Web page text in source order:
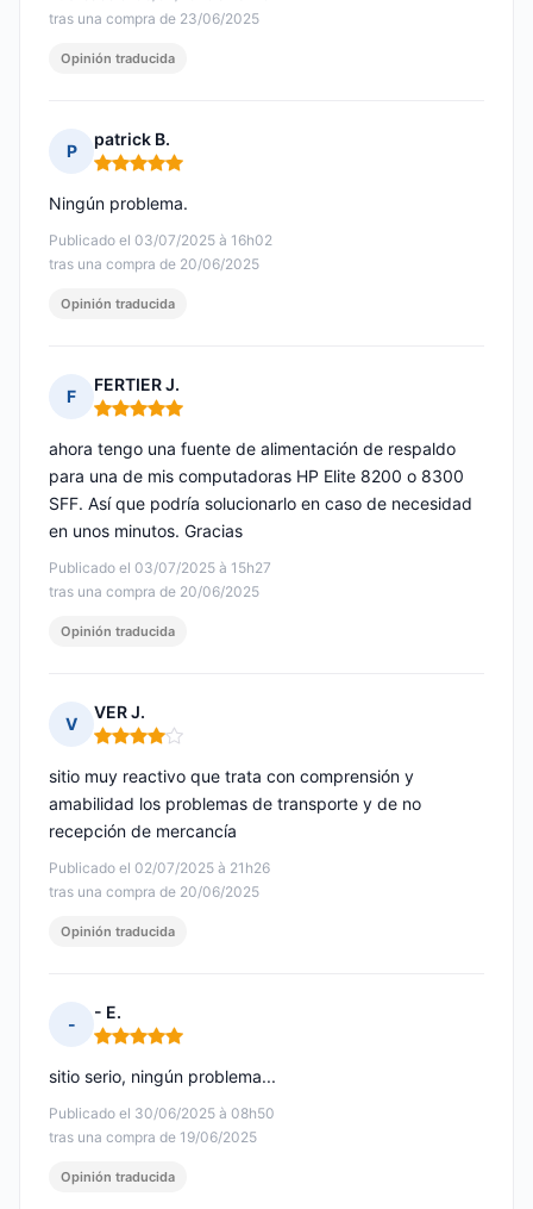
tras una compra de 23/06/2025
Opinión traducida
P
patrick B.
Nota: 5 de 5
Publicado el 03/07/2025 à 16h02
tras una compra de 20/06/2025
Ningún problema.
Opinión traducida
F
FERTIER J.
Nota: 5 de 5
Publicado el 03/07/2025 à 15h27
tras una compra de 20/06/2025
ahora tengo una fuente de alimentación de respaldo
para una de mis computadoras HP Elite 8200 o 8300
SFF. Así que podría solucionarlo en caso de necesidad
en unos minutos. Gracias
Opinión traducida
V
VER J.
Nota: 4 de 5
Publicado el 02/07/2025 à 21h26
tras una compra de 20/06/2025
sitio muy reactivo que trata con comprensión y
amabilidad los problemas de transporte y de no
recepción de mercancía
Opinión traducida
-
- E.
Nota: 5 de 5
Publicado el 30/06/2025 à 08h50
tras una compra de 19/06/2025
sitio serio, ningún problema...
Opinión traducida